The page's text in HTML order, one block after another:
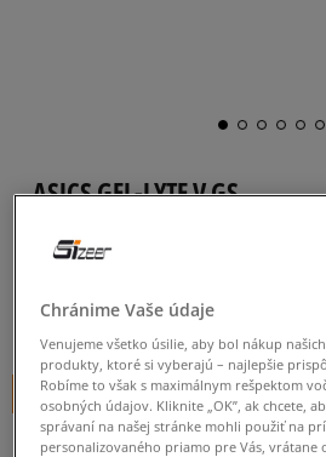
ASICS GEL-LYTE V GS
49,99€cena s DPH
+ 50 BODOV V SIZEERCLUBE
Chránime Vaše údaje
Venujeme všetko úsilie, aby bol nákup
produkty, ktoré si vyberajú – najlepšie
Robíme to však s maximálnym rešpektom
osobných údajov. Kliknite „OK”, ak chcete,
správaní na našej stránke mohli použiť na
personalizovaného priamo pre Vás,